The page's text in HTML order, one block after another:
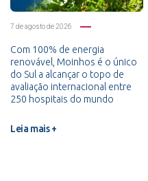
7 de agosto de 2026
Com 100% de energia
renovável, Moinhos é o único
do Sul a alcançar o topo de
avaliação internacional entre
250 hospitais do mundo
Leia mais +